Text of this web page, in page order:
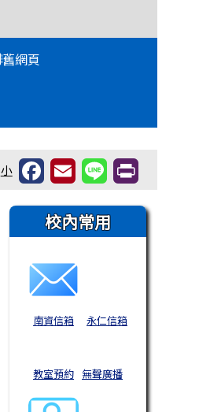
舊網頁
小
右邊區域內容
校內常用
南資信箱 永仁信箱
教室預約 無聲廣播